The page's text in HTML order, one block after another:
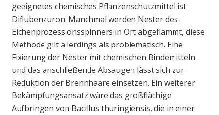
geeignetes chemisches Pflanzenschutzmittel ist
Diflubenzuron. Manchmal werden Nester des
Eichenprozessionsspinners in Ort abgeflammt, diese
Methode gilt allerdings als problematisch. Eine
Fixierung der Nester mit chemischen Bindemitteln
und das anschließende Absaugen lässt sich zur
Reduktion der Brennhaare einsetzen. Ein weiterer
Bekämpfungsansatz wäre das großflächige
Aufbringen von Bacillus thuringiensis, die in einer